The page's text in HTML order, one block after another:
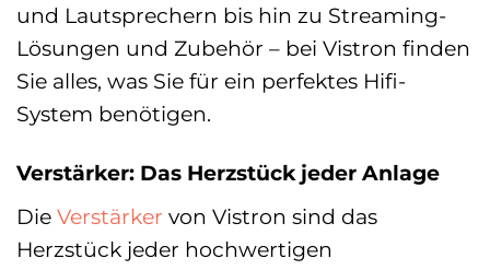
und Lautsprechern bis hin zu Streaming-
Lösungen und Zubehör – bei Vistron finden
Sie alles, was Sie für ein perfektes Hifi-
System benötigen.
Verstärker: Das Herzstück jeder Anlage
Die Verstärker von Vistron sind das
Herzstück jeder hochwertigen